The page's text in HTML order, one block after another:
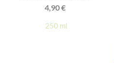
4,90€
250 ml